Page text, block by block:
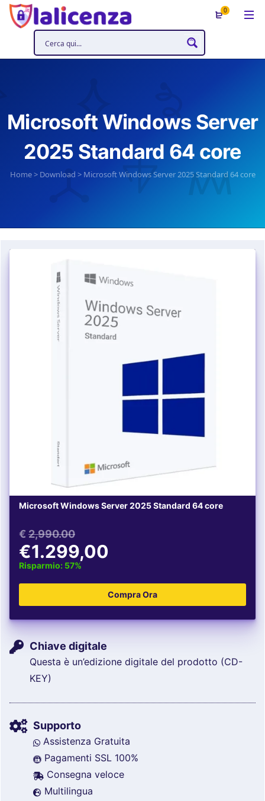
0
Microsoft Windows Server
2025 Standard 64 core
Home> Download > Microsoft Windows Server 2025 Standard 64 core
Microsoft Windows Server 2025 Standard 64 core
€ 2,990.00
€1.299,00
Risparmio: 57%
Chiave digitale
Questa è un’edizione digitale del prodotto (CD-
KEY)
Supporto
Assistenza Gratuita
Pagamenti SSL 100%
Consegna veloce
Multilingua